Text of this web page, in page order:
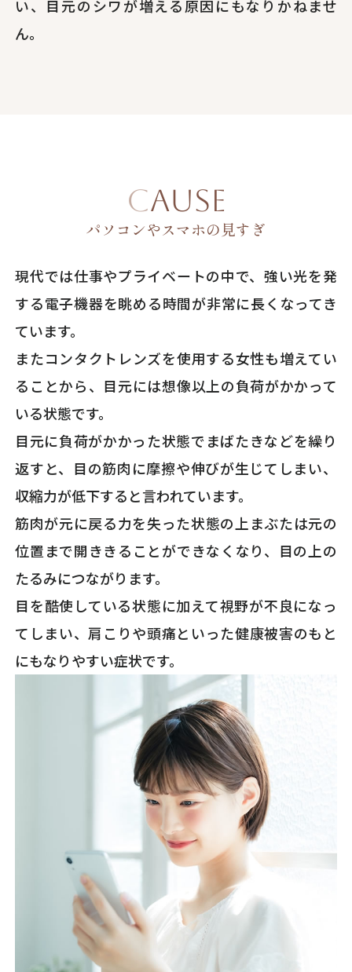
い、目元のシワが増える原因にもなりかねませ
ん。
CAUSE
パソコンやスマホの見すぎ
現代では仕事やプライベートの中で、強い光を発
する電子機器を眺める時間が非常に長くなってき
ています。
またコンタクトレンズを使用する女性も増えてい
ることから、目元には想像以上の負荷がかかって
いる状態です。
目元に負荷がかかった状態でまばたきなどを繰り
返すと、目の筋肉に摩擦や伸びが生じてしまい、
収縮力が低下すると言われています。
筋肉が元に戻る力を失った状態の上まぶたは元の
位置まで開ききることができなくなり、目の上の
たるみにつながります。
目を酷使している状態に加えて視野が不良になっ
てしまい、肩こりや頭痛といった健康被害のもと
にもなりやすい症状です。